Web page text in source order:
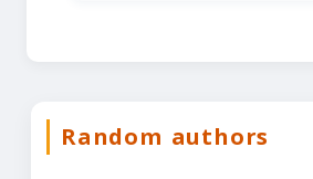
Random authors